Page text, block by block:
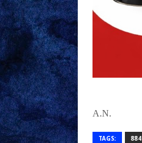
A.N.
TAGS: 884